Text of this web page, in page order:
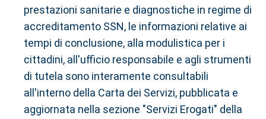
prestazioni sanitarie e diagnostiche in regime di
accreditamento SSN, le informazioni relative ai
tempi di conclusione, alla modulistica per i
cittadini, all'ufficio responsabile e agli strumenti
di tutela sono interamente consultabili
all'interno della Carta dei Servizi, pubblicata e
aggiornata nella sezione "Servizi Erogati" della